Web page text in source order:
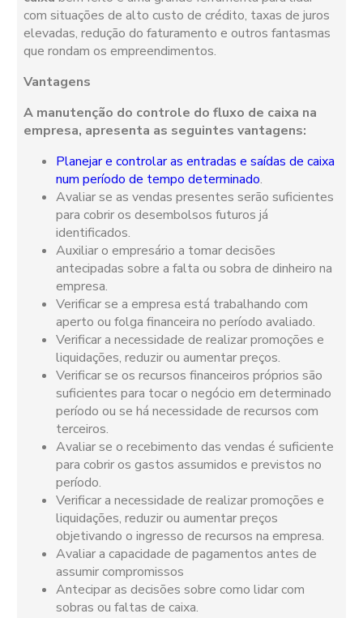
com situações de alto custo de crédito, taxas de juros
elevadas, redução do faturamento e outros fantasmas
que rondam os empreendimentos.
Vantagens
A manutenção do controle do fluxo de caixa na
empresa, apresenta as seguintes vantagens:
Planejar e controlar as entradas e saídas de caixa
num período de tempo determinado.
Avaliar se as vendas presentes serão suficientes
para cobrir os desembolsos futuros já
identificados.
Auxiliar o empresário a tomar decisões
antecipadas sobre a falta ou sobra de dinheiro na
empresa.
Verificar se a empresa está trabalhando com
aperto ou folga financeira no período avaliado.
Verificar a necessidade de realizar promoções e
liquidações, reduzir ou aumentar preços.
Verificar se os recursos financeiros próprios são
suficientes para tocar o negócio em determinado
período ou se há necessidade de recursos com
terceiros.
Avaliar se o recebimento das vendas é suficiente
para cobrir os gastos assumidos e previstos no
período.
Verificar a necessidade de realizar promoções e
liquidações, reduzir ou aumentar preços
objetivando o ingresso de recursos na empresa.
Avaliar a capacidade de pagamentos antes de
assumir compromissos
Antecipar as decisões sobre como lidar com
sobras ou faltas de caixa.